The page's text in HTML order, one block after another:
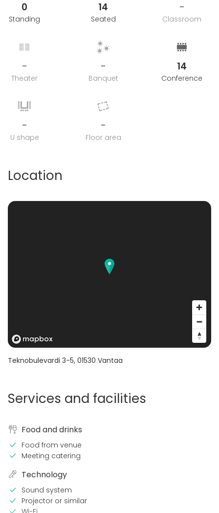
0
Standing
14
Seated
-
Classroom
-
Theater
-
Banquet
14
Conference
-
U shape
-
Floor area
Location
Teknobulevardi 3-5, 01530 Vantaa
Services and facilities
Food and drinks
Food from venue
Meeting catering
Technology
Sound system
Projector or similar